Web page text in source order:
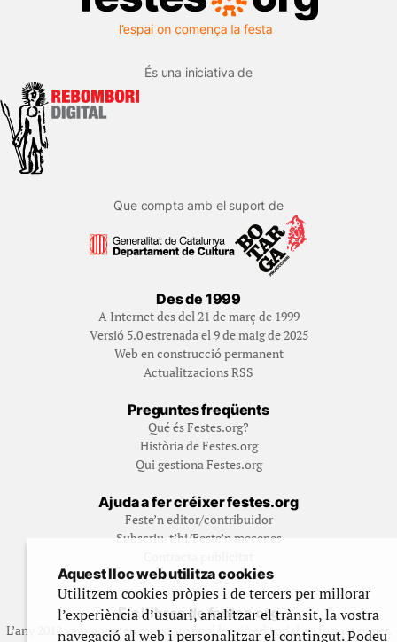
És una iniciativa de
Que compta amb el suport de
Des de 1999
A Internet des del 21 de març de 1999
Versió 5.0 estrenada el 9 de maig de 2025
Web en construcció permanent
Actualitzacions RSS
Preguntes freqüents
Qué és Festes.org?
Història de Festes.org
Qui gestiona Festes.org
Ajuda a fer créixer festes.org
Feste’n editor/contribuidor
Subscriu-t’hi/Feste’n mecenes
Fes un donatiu puntual
Els llibres de festes.org
L’any 2012 vam posar en marxa una col·lecció editorial en format paper,
Aquest lloc web utilitza cookies
Utilitzem cookies pròpies i de tercers per millorar
l’experiència d’usuari, analitzar el trànsit, la vostra
navegació al web i personalitzar el contingut. Podeu